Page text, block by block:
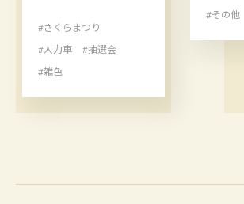
#さくらまつり
#人力車
#抽選会
#雑色
#その他